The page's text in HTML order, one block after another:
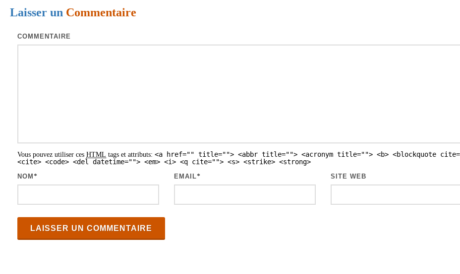
t
Laisser un Commentaire
COMMENTAIRE
Vous pouvez utiliser ces HTML tags et attributs: <a href="" title=""> <abbr title=""> <acronym title=""> <b> <blockquote
<cite> <code> <del datetime=""> <em> <i> <q cite=""> <s> <strike> <strong>
NOM * EMAIL* SITE WEB